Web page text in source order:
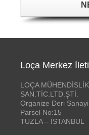
Loça Merkez
LOÇA
SAN.TİC.LTD.ŞTİ.
Organize Deri
Parsel No:15
TUZLA – İSTANBUL